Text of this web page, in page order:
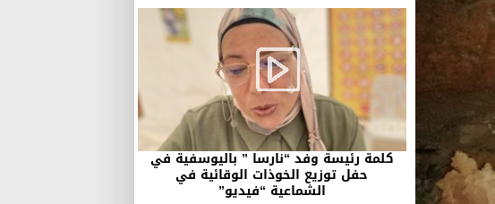
كلمة رئيسة وفد “نارسا ” باليوسفية في
حفل توزيع الخوذات الوقائية في
الشماعية “فيديو”